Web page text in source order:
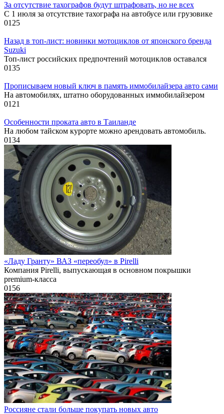
За отсутствие тахографов будут штрафовать, но не всех
С 1 июля за отсутствие тахографа на автобусе или грузовике
0125
Назад в топ-лист: новинки мотоциклов от японского бренда
Suzuki
Топ-лист российских предпочтений мотоциклов оставался
0135
Прописываем новый ключ в память иммобилайзера авто сами
На автомобилях, штатно оборудованных иммобилайзером
0121
Особенности проката авто в Таиланде
На любом тайском курорте можно арендовать автомобиль.
0134
«Ладу Гранту» ВАЗ «переобул» в Pirelli
Компания Pirelli, выпускающая в основном покрышки
premium-класса
0156
Россияне стали больше покупать новых авто